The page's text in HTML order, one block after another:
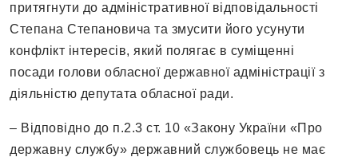
притягнути до адміністративної відповідальності
Степана Степановича та змусити його усунути
конфлікт інтересів, який полягає в суміщенні
посади голови обласної державної адміністрації з
діяльністю депутата обласної ради.
– Відповідно до п.2.3 ст. 10 «Закону України «Про
державну службу» державний службовець не має